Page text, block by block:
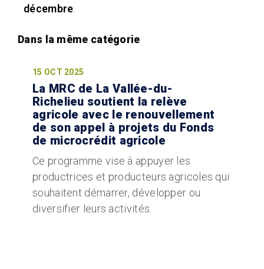
décembre.
15 OCT 2025
La MRC de La Vallée-du-
Richelieu soutient la relève
agricole avec le renouvellement
de son appel à projets du Fonds
de microcrédit agricole
Ce programme vise à appuyer les
productrices et producteurs agricoles qui
souhaitent démarrer, développer ou
diversifier leurs activités.